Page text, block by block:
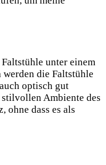
unter einem
die ⁣Faltstühle
optisch gut
Ambiente des
ohne dass es als​